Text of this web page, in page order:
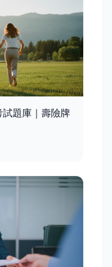
試題庫｜壽險牌